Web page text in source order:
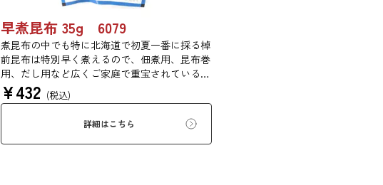
早煮昆布 35g 6079
煮昆布の中でも特に北海道で初夏一番に採る棹
前昆布は特別早く煮えるので、佃煮用、昆布巻
用、だし用など広くご家庭で重宝されている万
能昆布です。
¥432 (税込)
詳細はこちら